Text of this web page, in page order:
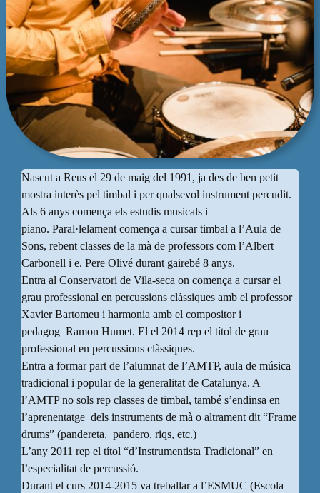
Nascut a Reus el 29 de maig del 1991, ja des de ben petit
mostra interès pel timbal i per qualsevol instrument percudit.
Als 6 anys comença els estudis musicals i
piano. Paral·lelament comença a cursar timbal a l’Aula de
Sons, rebent classes de la mà de professors com l’Albert
Carbonell i e. Pere Olivé durant gairebé 8 anys.
Entra al Conservatori de Vila-seca on comença a cursar el
grau professional en percussions clàssiques amb el professor
Xavier Bartomeu i harmonia amb el compositor i
pedagog Ramon Humet. El el 2014 rep el títol de grau
professional en percussions clàssiques.
Entra a formar part de l’alumnat de l’AMTP, aula de música
tradicional i popular de la generalitat de Catalunya. A
l’AMTP no sols rep classes de timbal, també s’endinsa en
l’aprenentatge dels instruments de mà o altrament dit “Frame
drums” (pandereta, pandero, riqs, etc.)
L’any 2011 rep el títol “d’Instrumentista Tradicional” en
l’especialitat de percussió.
Durant el curs 2014-2015 va treballar a l’ESMUC (Escola